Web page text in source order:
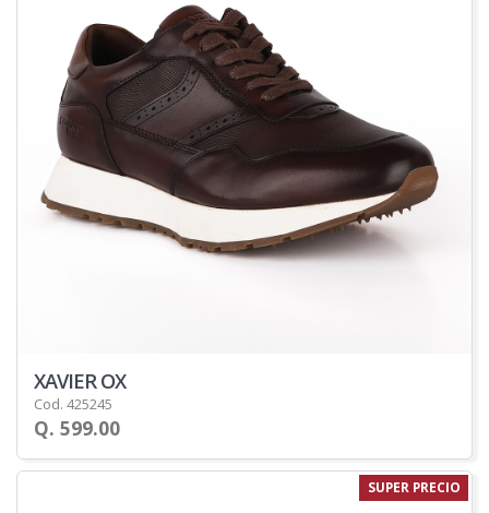
XAVIER OX
Cod. 425245
Q. 599.00
SUPER PRECIO